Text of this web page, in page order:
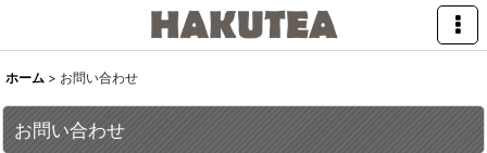
ホーム > お問い合わせ
お問い合わせ